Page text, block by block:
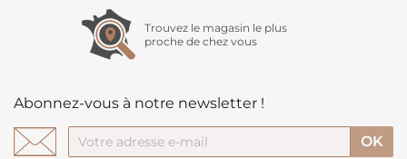
Trouvez le magasin le plus
proche de chez vous
Abonnez-vous à notre newsletter !